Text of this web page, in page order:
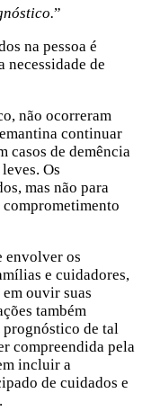
”
na pessoa é
necessidade de
não ocorreram
continuar
casos de demência
Os
mas não para
comprometimento
envolver os
e cuidadores,
em ouvir suas
também
prognóstico de tal
compreendida pela
incluir a
de cuidados e